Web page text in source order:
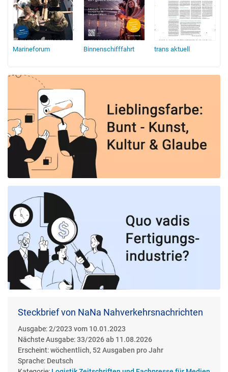
Marineforum Binnenschifffahrt trans aktuell
Steckbrief von NaNa Nahverkehrsnachrichten
Ausgabe:2/2023 vom 10.01.2023
Nächste Ausgabe:33/2026 ab 11.08.2026
Erscheint:wöchentlich, 52 Ausgaben pro Jahr
Sprache: Deutsch